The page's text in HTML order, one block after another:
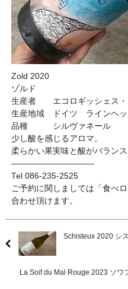
Zold 2020
ゾルド
生産者 エコロギッシェス・
生産地域 ドイツ ラインヘッ
品種 シルヴァネール
少し酸を感じるアロマ。
柔らかい果実味と酸がバラン
——————————
Tel 086-235-2525
ご予約に関しましては「食べ
合わせ頂けます。
Schisteux 2020 シ
La Soif du Mal Rouge 2023 ソワ